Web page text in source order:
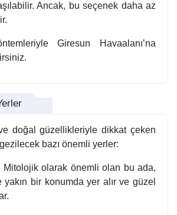
Ancak, bu seçenek daha az
Giresun Havaalanı’na
doğal güzellikleriyle dikkat çeken
bazı önemli yerler:
Mitolojik olarak önemli olan bu ada,
bir konumda yer alır ve güzel